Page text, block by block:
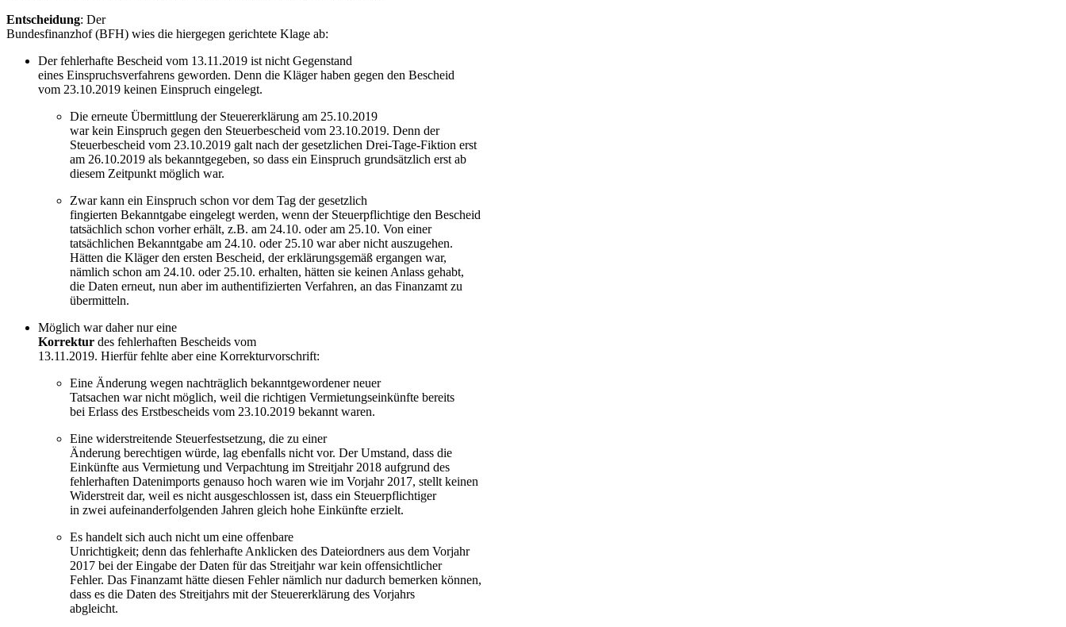
Entscheidung: Der
Bundesfinanzhof (BFH) wies die hiergegen gerichtete Klage ab:
Der fehlerhafte Bescheid vom 13.11.2019 ist nicht Gegenstand
eines Einspruchsverfahrens geworden. Denn die Kläger haben gegen den Bescheid
vom 23.10.2019 keinen Einspruch eingelegt.
Die erneute Übermittlung der Steuererklärung am 25.10.2019
war kein Einspruch gegen den Steuerbescheid vom 23.10.2019. Denn der
Steuerbescheid vom 23.10.2019 galt nach der gesetzlichen Drei-Tage-Fiktion erst
am 26.10.2019 als bekanntgegeben, so dass ein Einspruch grundsätzlich erst ab
diesem Zeitpunkt möglich war.
Zwar kann ein Einspruch schon vor dem Tag der gesetzlich
fingierten Bekanntgabe eingelegt werden, wenn der Steuerpflichtige den Bescheid
tatsächlich schon vorher erhält, z.B. am 24.10. oder am 25.10. Von einer
tatsächlichen Bekanntgabe am 24.10. oder 25.10 war aber nicht auszugehen.
Hätten die Kläger den ersten Bescheid, der erklärungsgemäß ergangen war,
nämlich schon am 24.10. oder 25.10. erhalten, hätten sie keinen Anlass gehabt,
die Daten erneut, nun aber im authentifizierten Verfahren, an das Finanzamt zu
übermitteln.
Möglich war daher nur eine
Korrektur des fehlerhaften Bescheids vom
13.11.2019. Hierfür fehlte aber eine Korrekturvorschrift:
Eine Änderung wegen nachträglich bekanntgewordener neuer
Tatsachen war nicht möglich, weil die richtigen Vermietungseinkünfte bereits
bei Erlass des Erstbescheids vom 23.10.2019 bekannt waren.
Eine widerstreitende Steuerfestsetzung, die zu einer
Änderung berechtigen würde, lag ebenfalls nicht vor. Der Umstand, dass die
Einkünfte aus Vermietung und Verpachtung im Streitjahr 2018 aufgrund des
fehlerhaften Datenimports genauso hoch waren wie im Vorjahr 2017, stellt keinen
Widerstreit dar, weil es nicht ausgeschlossen ist, dass ein Steuerpflichtiger
in zwei aufeinanderfolgenden Jahren gleich hohe Einkünfte erzielt.
Es handelt sich auch nicht um eine offenbare
Unrichtigkeit; denn das fehlerhafte Anklicken des Dateiordners aus dem Vorjahr
2017 bei der Eingabe der Daten für das Streitjahr war kein offensichtlicher
Fehler. Das Finanzamt hätte diesen Fehler nämlich nur dadurch bemerken können,
dass es die Daten des Streitjahrs mit der Steuererklärung des Vorjahrs
abgleicht.